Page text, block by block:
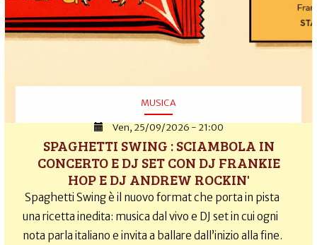
MUSICA
Ven, 25/09/2026 - 21:00
SPAGHETTI SWING : SCIAMBOLA IN
CONCERTO E DJ SET CON DJ FRANKIE
HOP E DJ ANDREW ROCKIN'
Spaghetti Swing è il nuovo format che porta in pista
una ricetta inedita: musica dal vivo e DJ set in cui ogni
nota parla italiano e invita a ballare dall’inizio alla fine.